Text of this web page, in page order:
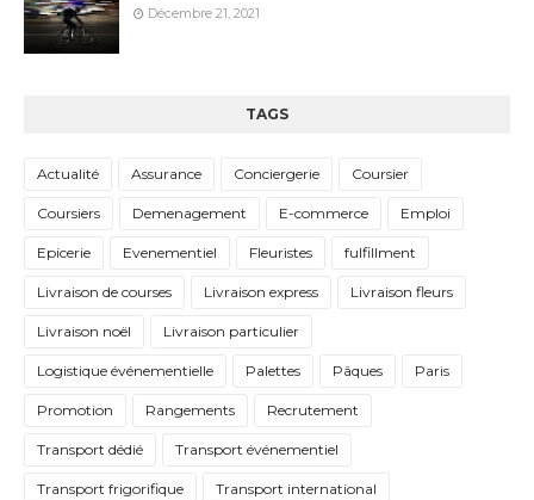
Décembre 21, 2021
TAGS
Actualité Assurance Conciergerie Coursier
Coursiers Demenagement E-commerce Emploi
Epicerie Evenementiel Fleuristes fulfillment
Livraison de courses Livraison express Livraison fleurs
Livraison noël Livraison particulier
Logistique événementielle Palettes Pâques Paris
Promotion Rangements Recrutement
Transport dédié Transport événementiel
Transport frigorifique Transport international